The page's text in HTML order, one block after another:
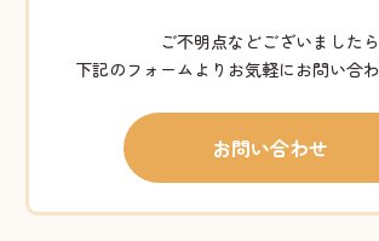
ご不明点などございましたら
下記のフォームよりお気軽にお問い合
お問い合わせ